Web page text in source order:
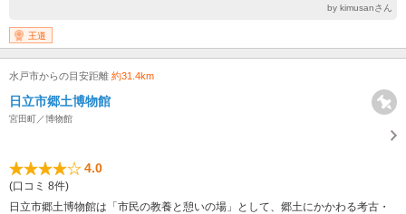
by kimusanさん
王道
水戸市からの目安距離 約31.4km
日立市郷土博物館
宮田町／博物館
4.0
(口コミ 8件)
日立市郷土博物館は「市民の教養と憩いの場」として、郷土にかかわる考古・